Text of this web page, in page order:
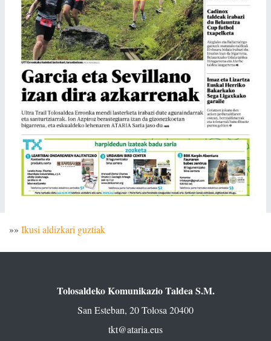
»» Ikusi aldizkari guztiak
Tolosaldeko Komunikazio Taldea S.M.
San Esteban, 20 Tolosa 20400
tkt@ataria.eus